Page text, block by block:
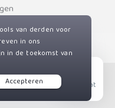
Alle rechten
Live Chat